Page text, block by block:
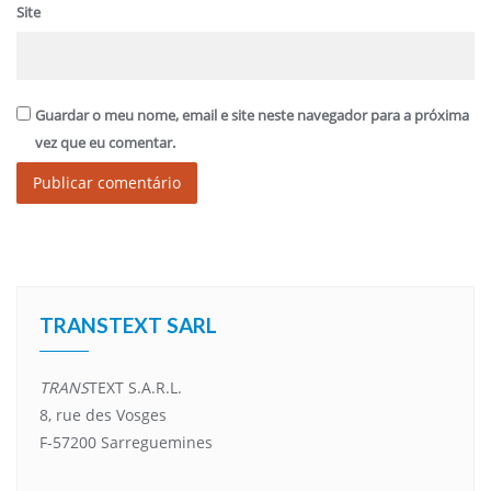
Site
Guardar o meu nome, email e site neste navegador para a próxima
vez que eu comentar.
TRANSTEXT SARL
TRANSTEXT S.A.R.L.
8, rue des Vosges
F-57200 Sarreguemines